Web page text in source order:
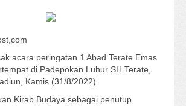
acara peringatan 1 Abad Terate Emas
di Padepokan Luhur SH Terate,
Kamis (31/8/2022).
Kirab Budaya sebagai penutup